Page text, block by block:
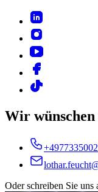
Wir
Oder schreiben Sie uns